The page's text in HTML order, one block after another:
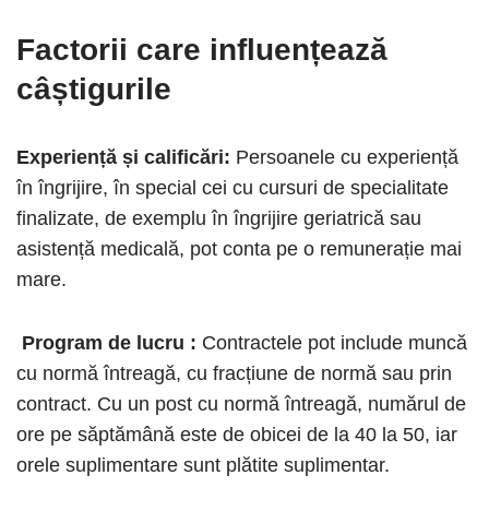
Factorii care influențează
câștigurile
Experiență și calificări: Persoanele cu experiență
în îngrijire, în special cei cu cursuri de specialitate
finalizate, de exemplu în îngrijire geriatrică sau
asistență medicală, pot conta pe o remunerație mai
mare.
Program de lucru : Contractele pot include muncă
cu normă întreagă, cu fracțiune de normă sau prin
contract. Cu un post cu normă întreagă, numărul de
ore pe săptămână este de obicei de la 40 la 50, iar
orele suplimentare sunt plătite suplimentar.